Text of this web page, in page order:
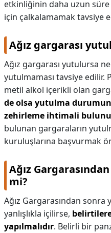
etkinliğinin daha uzun
için çalkalamamak tavsiye
Ağız gargarası
Ağız gargarası yutulursa
yutulmaması tavsiye edilir.
metil alkol içerikli olan
de olsa yutulma
zehirleme ihtimali
bulunan gargaraların
kuruluşlarına başvurmak
Ağız
mi?
Ağız Gargarasından sonra
yanlışlıkla içilirse,
yapılmalıdır. Belirli bir